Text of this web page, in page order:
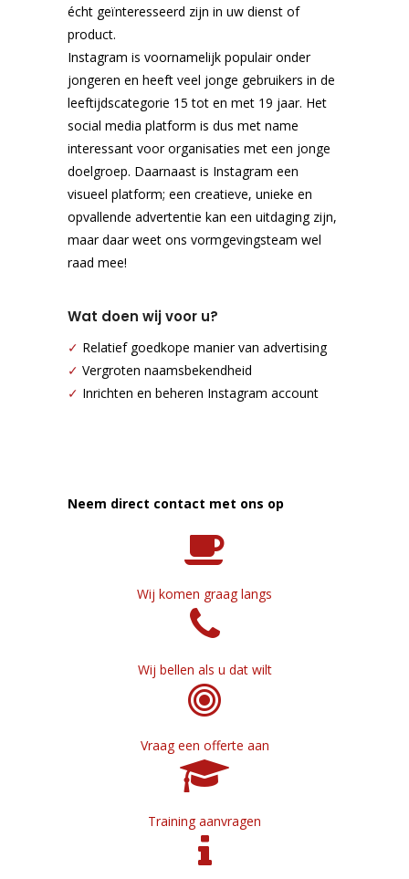
écht geïnteresseerd zijn in uw dienst of
product.
Instagram is voornamelijk populair onder
jongeren en heeft veel jonge gebruikers in de
leeftijdscategorie 15 tot en met 19 jaar. Het
social media platform is dus met name
interessant voor organisaties met een jonge
doelgroep. Daarnaast is Instagram een
visueel platform; een creatieve, unieke en
opvallende advertentie kan een uitdaging zijn,
maar daar weet ons vormgevingsteam wel
raad mee!
Wat doen wij voor u?
✓ Relatief goedkope manier van advertising
✓ Vergroten naamsbekendheid
✓ Inrichten en beheren Instagram account
Neem direct contact met ons op
Wij komen graag langs
Wij bellen als u dat wilt
Vraag een offerte aan
Training aanvragen